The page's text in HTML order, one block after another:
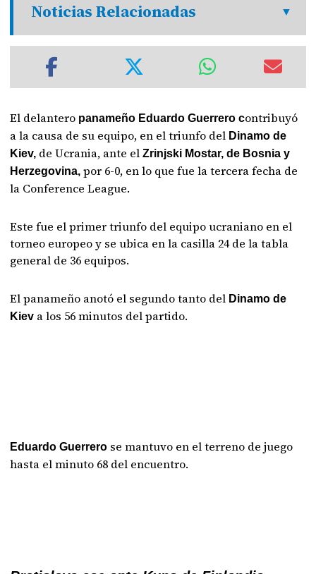
Noticias Relacionadas
El delantero panameño Eduardo Guerrero contribuyó
a la causa de su equipo, en el triunfo del Dinamo de
Kiev, de Ucrania, ante elZrinjski Mostar, de Bosnia y
Herzegovina, por 6-0, en lo que fue la tercera fecha de
la Conference League.
Este fue el primer triunfo del equipo ucraniano en el
torneo europeo y se ubica en la casilla 24 de la tabla
general de 36 equipos.
El panameño anotó el segundo tanto del Dinamo de
Kiev a los 56 minutos del partido.
Eduardo Guerrero se mantuvo en el terreno de juego
hasta el minuto 68 del encuentro.